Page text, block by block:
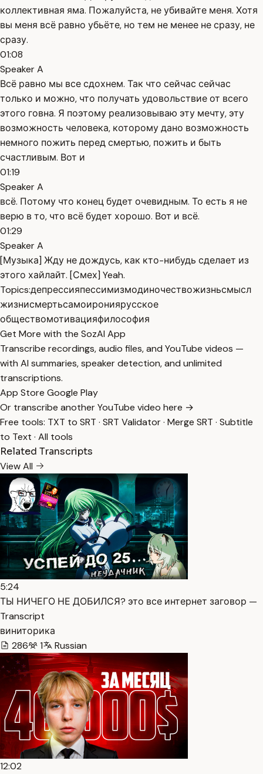
коллективная яма. Пожалуйста, не убивайте меня. Хотя
вы меня всё равно убьёте, но тем не менее не сразу, не
сразу.
01:08
Speaker A
Всё равно мы все сдохнем. Так что сейчас сейчас
только и можно, что получать удовольствие от всего
этого говна. Я поэтому реализовываю эту мечту, эту
возможность человека, которому дано возможность
немного пожить перед смертью, пожить и быть
счастливым. Вот и
01:19
Speaker A
всё. Потому что конец будет очевидным. То есть я не
верю в то, что всё будет хорошо. Вот и всё.
01:29
Speaker A
[Музыка] Жду не дождусь, как кто-нибудь сделает из
этого хайлайт. [Смех] Yeah.
Topics:депрессияпессимизмодиночествожизньсмысл
жизнисмертьсамоирониярусское
обществомотивацияфилософия
Get More with the SozAI App
Transcribe recordings, audio files, and YouTube videos —
with AI summaries, speaker detection, and unlimited
transcriptions.
App Store Google Play
Or transcribe another YouTube video here →
Free tools: TXT to SRT · SRT Validator· Merge SRT · Subtitle
to Text · All tools
Related Transcripts
View All
5:24
ТЫ НИЧЕГО НЕ ДОБИЛСЯ? это все интернет заговор —
Transcript
виниторика
286
1 Russian
12:02